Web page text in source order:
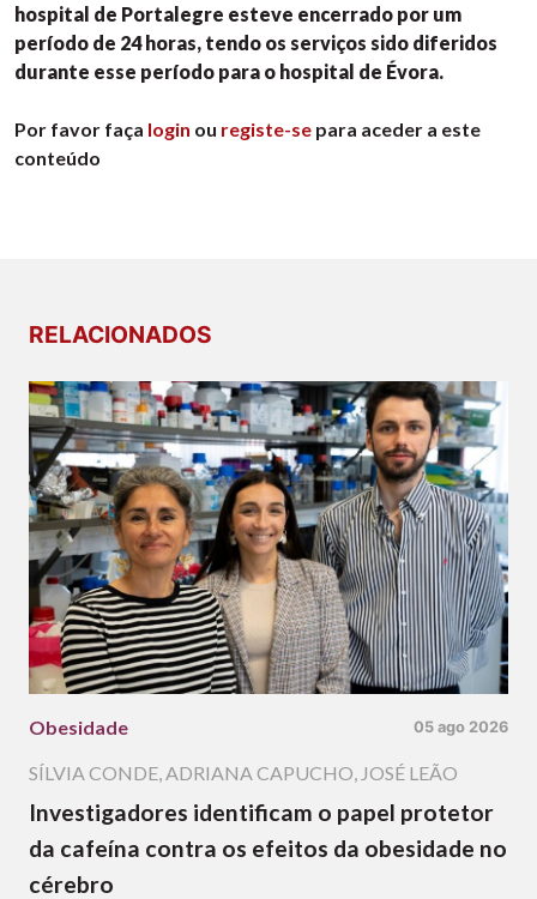
hospital de Portalegre esteve encerrado por um
período de 24 horas, tendo os serviços sido diferidos
durante esse período para o hospital de Évora.
Por favor faça login ou registe-se para aceder a este
conteúdo
RELACIONADOS
Obesidade 05 ago 2026
SÍLVIA CONDE,ADRIANA CAPUCHO, JOSÉ LEÃO
Investigadores identificam o papel protetor
da cafeína contra os efeitos da obesidade no
cérebro